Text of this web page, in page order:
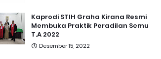
Kaprodi STIH Graha Kirana Resmi
Membuka Praktik Peradilan Semu
T.A 2022
Desember 15, 2022